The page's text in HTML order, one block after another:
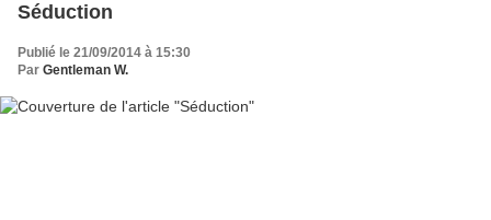
Séduction
Publié le 21/09/2014 à 15:30
Par Gentleman W.